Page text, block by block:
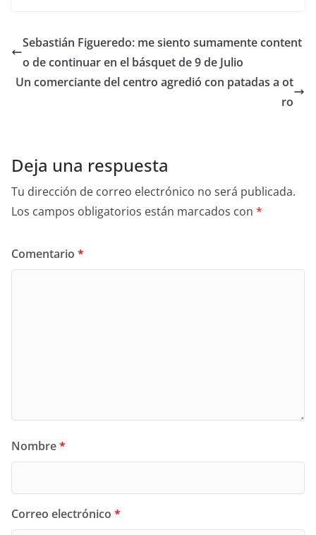
Sebastián Figueredo: me siento sumamente content
o de continuar en el básquet de 9 de Julio
Un comerciante del centro agredió con patadas a ot
ro
Deja una respuesta
Tu dirección de correo electrónico no será publicada.
Los campos obligatorios están marcados con *
Comentario *
Nombre*
Correo electrónico *